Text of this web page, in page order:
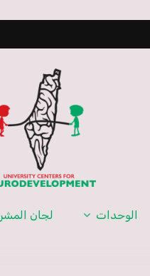
الوحدات لجان